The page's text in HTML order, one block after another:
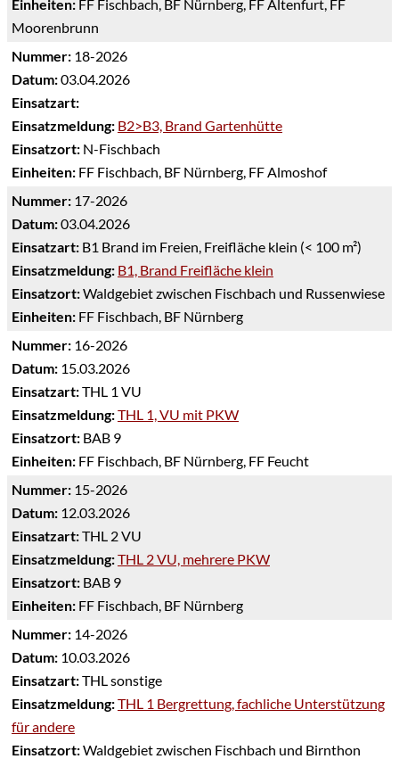
Einheiten: FF Fischbach, BF Nürnberg, FF Altenfurt, FF
Moorenbrunn
Nummer: 18-2026
Datum:03.04.2026
Einsatzart:
Einsatzmeldung: B2>B3, Brand Gartenhütte
Einsatzort: N-Fischbach
Einheiten: FF Fischbach, BF Nürnberg, FF Almoshof
Nummer: 17-2026
Datum:03.04.2026
Einsatzart: B1 Brand im Freien, Freifläche klein (< 100 m²)
Einsatzmeldung: B1, Brand Freifläche klein
Einsatzort:Waldgebiet zwischen Fischbach und Russenwiese
Einheiten: FF Fischbach, BF Nürnberg
Nummer: 16-2026
Datum: 15.03.2026
Einsatzart:THL 1 VU
Einsatzmeldung:THL 1, VU mit PKW
Einsatzort: BAB 9
Einheiten: FF Fischbach, BF Nürnberg, FF Feucht
Nummer: 15-2026
Datum: 12.03.2026
Einsatzart:THL 2 VU
Einsatzmeldung:THL 2 VU, mehrere PKW
Einsatzort: BAB 9
Einheiten: FF Fischbach, BF Nürnberg
Nummer: 14-2026
Datum: 10.03.2026
Einsatzart:THL sonstige
Einsatzmeldung:THL 1 Bergrettung, fachliche Unterstützung
für andere
Einsatzort:Waldgebiet zwischen Fischbach und Birnthon